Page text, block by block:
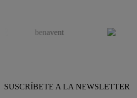
SUSCRÍBETE A LA NEWSLETTER